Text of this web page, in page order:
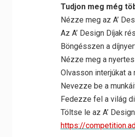
Tudjon meg még
Nézze meg az A’
Az A’ Design Díjak
Böngésszen a
Nézze meg a
Olvasson interjúkat
Nevezze be a
Fedezze fel a világ
Töltse le az A’
https://